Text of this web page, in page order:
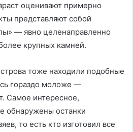
оценивают примерно
представляют собой
— явно целенаправленно
крупных камней.
тоже находили подобные
гораздо моложе —
Самое интересное,
обнаружены останки
то есть кто изготовил все